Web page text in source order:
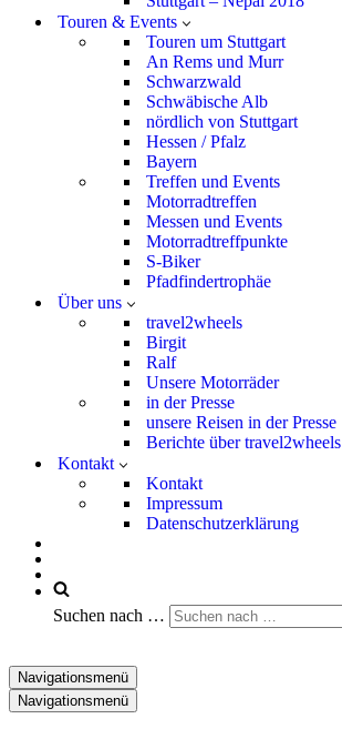
Touren & Events
Touren um Stuttgart
An Rems und Murr
Schwarzwald
Schwäbische Alb
nördlich von Stuttgart
Hessen / Pfalz
Bayern
Treffen und Events
Motorradtreffen
Messen und Events
Motorradtreffpunkte
S-Biker
Pfadfindertrophäe
Über uns
travel2wheels
Birgit
Ralf
Unsere Motorräder
in der Presse
unsere Reisen in der Presse
Berichte über travel2wheels
Kontakt
Kontakt
Impressum
Datenschutzerklärung
Suchen nach …
Navigationsmenü
Navigationsmenü